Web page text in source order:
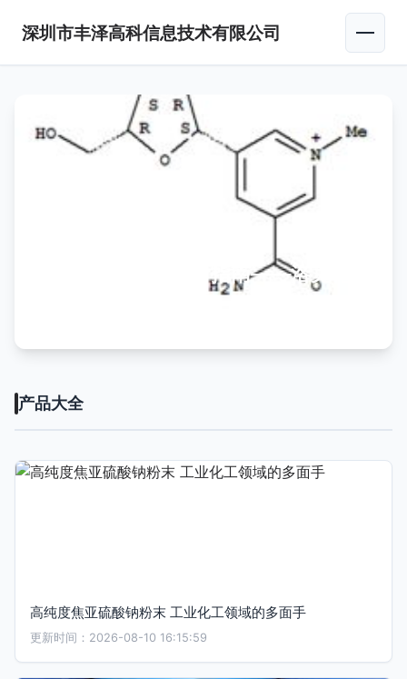
深圳市丰泽高科信息技术有限公司
化工产品快速索引指南——洛克化
工网第348页解读
产品大全
高纯度焦亚硫酸钠粉末 工业化工领域的多面手
更新时间：2026-08-10 16:15:59